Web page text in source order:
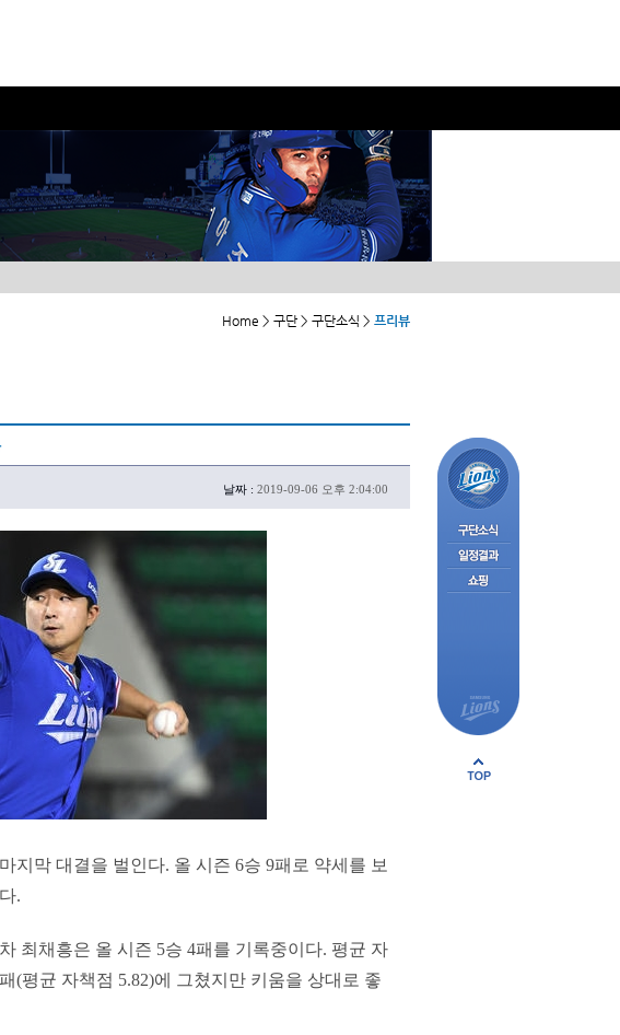
Home > 구단 > 구단소식 > 프리뷰
날짜 : 2019-09-06 오후 2:04:00
지막 대결을 벌인다. 올 시즌 6승 9패로 약세를 보
.
최채흥은 올 시즌 5승 4패를 기록중이다. 평균 자
(평균 자책점 5.82)에 그쳤지만 키움을 상대로 좋